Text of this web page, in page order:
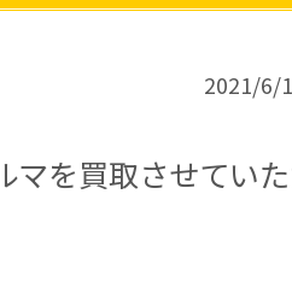
2021/6/
マを買取させてい